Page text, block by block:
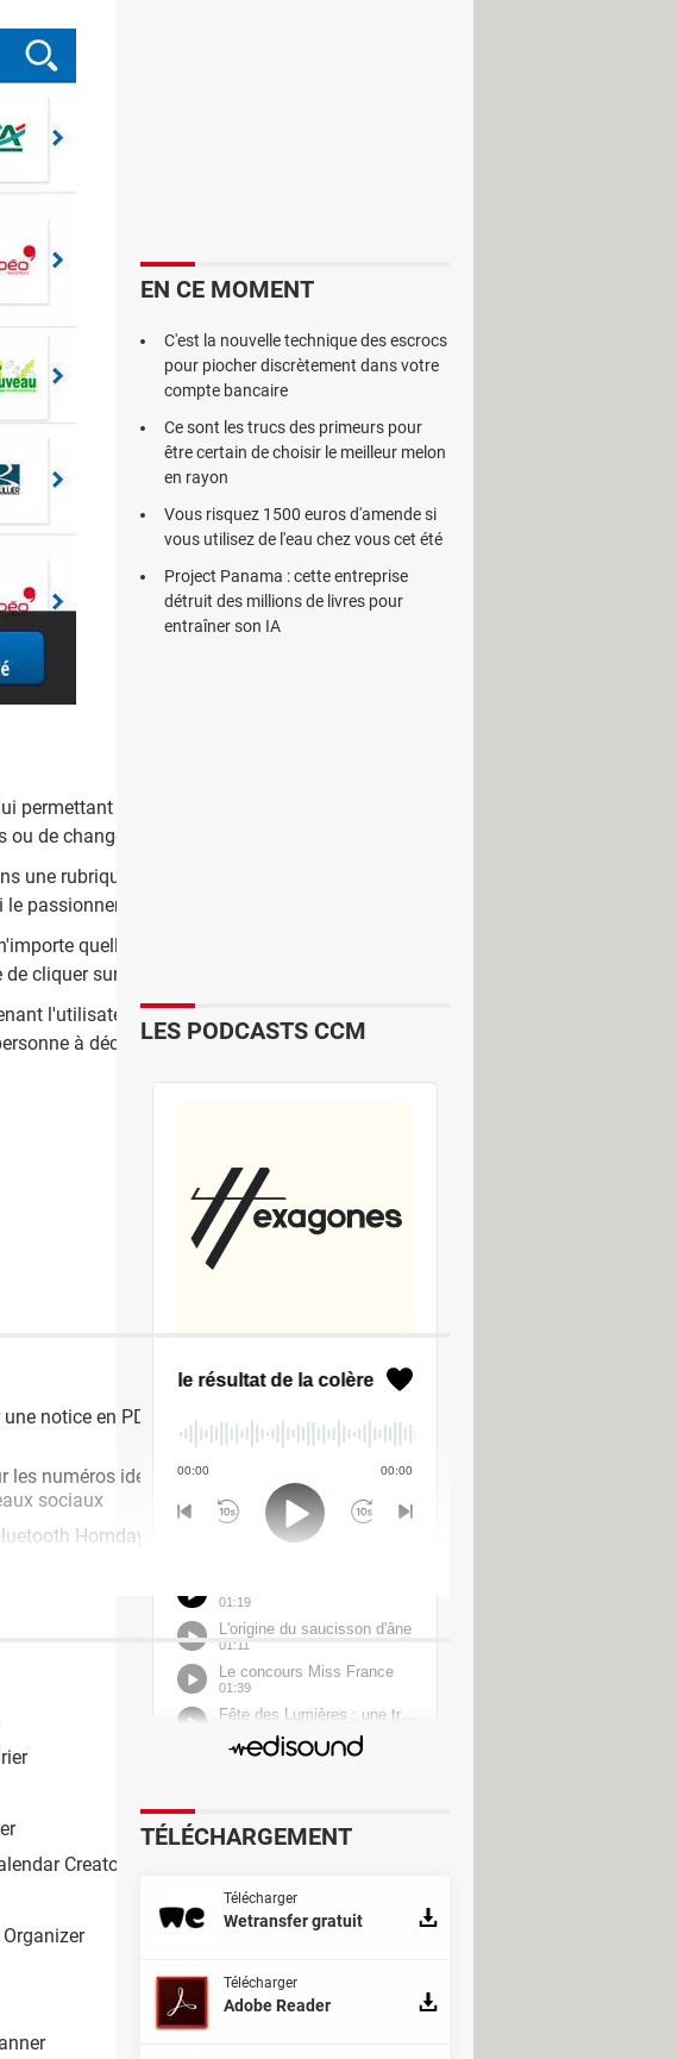
permettant d'afficher toutes les offres d'emplois
de changer la localité pour la recherche.
une rubrique spécifique, les offres d'emploi
passionnent.
quelle annonce. Pour ce faire, il lui suffit de
cliquer sur Postuler.
l'utilisateur à chaque fois qu'une nouvelle offre
à décrocher le poste s'il l'intéresse.
notice en PDF : trouver un mode d'emploi
les numéros identififiants demandeur d'emploi>
sociaux
Homday X-Pert Forum scanner
Creator
EN CE MOMENT
C'est la nouvelle technique des escrocs
pour piocher discrètement dans votre
compte bancaire
Ce sont les trucs des primeurs pour
être certain de choisir le meilleur melon
en rayon
Vous risquez 1500 euros d'amende si
vous utilisez de l'eau chez vous cet été
Project Panama : cette entreprise
détruit des millions de livres pour
entraîner son IA
LES PODCASTS CCM
TÉLÉCHARGEMENT
Télécharger
Wetransfer gratuit
Télécharger
Adobe Reader